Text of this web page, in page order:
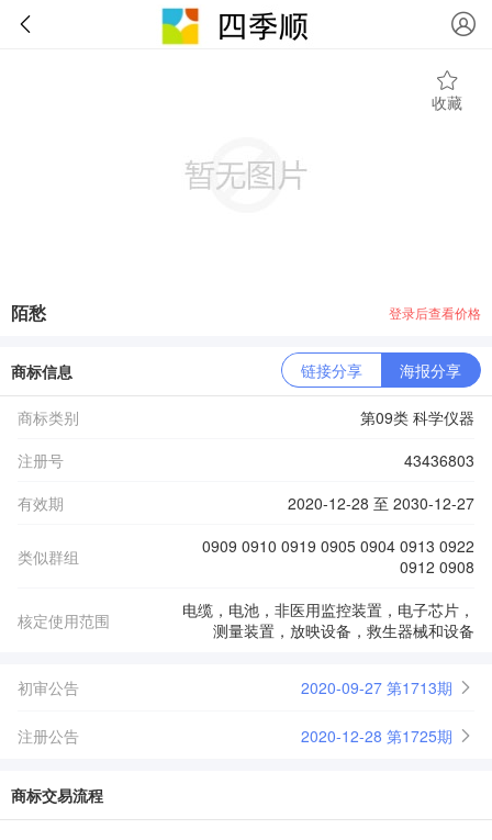
收藏
陌愁 登录后查看价格
商标信息 链接分享 海报分享
商标类别
第09类 科学仪器
注册号
43436803
有效期
2020-12-28 至 2030-12-27
类似群组
0909 0910 0919 0905 0904 0913 0922
0912 0908
核定使用范围
电缆，电池，非医用监控装置，电子芯片，
测量装置，放映设备，救生器械和设备
初审公告 2020-09-27 第1713期
注册公告 2020-12-28 第1725期
商标交易流程